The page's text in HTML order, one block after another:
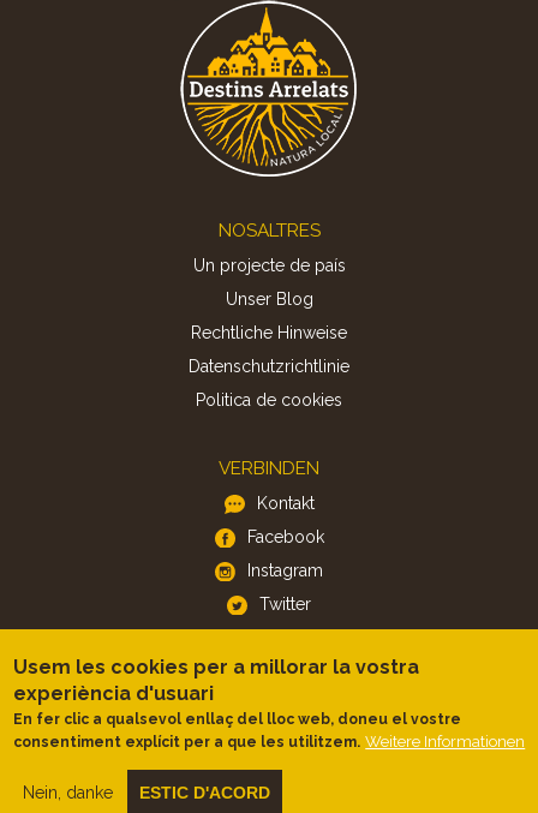
NOSALTRES
Un projecte de país
Unser Blog
Rechtliche Hinweise
Datenschutzrichtlinie
Politica de cookies
VERBINDEN
Kontakt
Facebook
Instagram
Twitter
APP
Android
Usem les cookies per a millorar la vostra
experiència d'usuari
En fer clic a qualsevol enllaç del lloc web, doneu el vostre
consentiment explícit per a que les utilitzem. Weitere Informationen
Nein, danke ESTIC D'ACORD